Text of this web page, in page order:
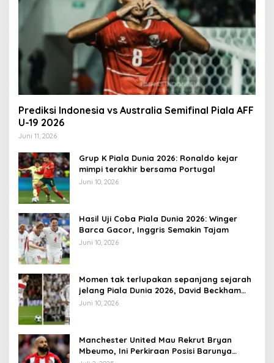
Prediksi Indonesia vs Australia Semifinal Piala AFF
U-19 2026
Juni 11, 2026
Grup K Piala Dunia 2026: Ronaldo kejar
mimpi terakhir bersama Portugal
Juni 10, 2026
Hasil Uji Coba Piala Dunia 2026: Winger
Barca Gacor, Inggris Semakin Tajam
Juni 10, 2026
Momen tak terlupakan sepanjang sejarah
jelang Piala Dunia 2026, David Beckham
pernah dapat kartu merah
Juni 10, 2026
Manchester United Mau Rekrut Bryan
Mbeumo, Ini Perkiraan Posisi Barunya